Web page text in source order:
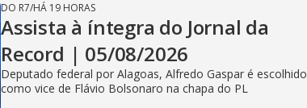
DO R7/HÁ 19 HORAS
Assista à íntegra do Jornal da
Record | 05/08/2026
Deputado federal por Alagoas, Alfredo Gaspar é escolhido
como vice de Flávio Bolsonaro na chapa do PL